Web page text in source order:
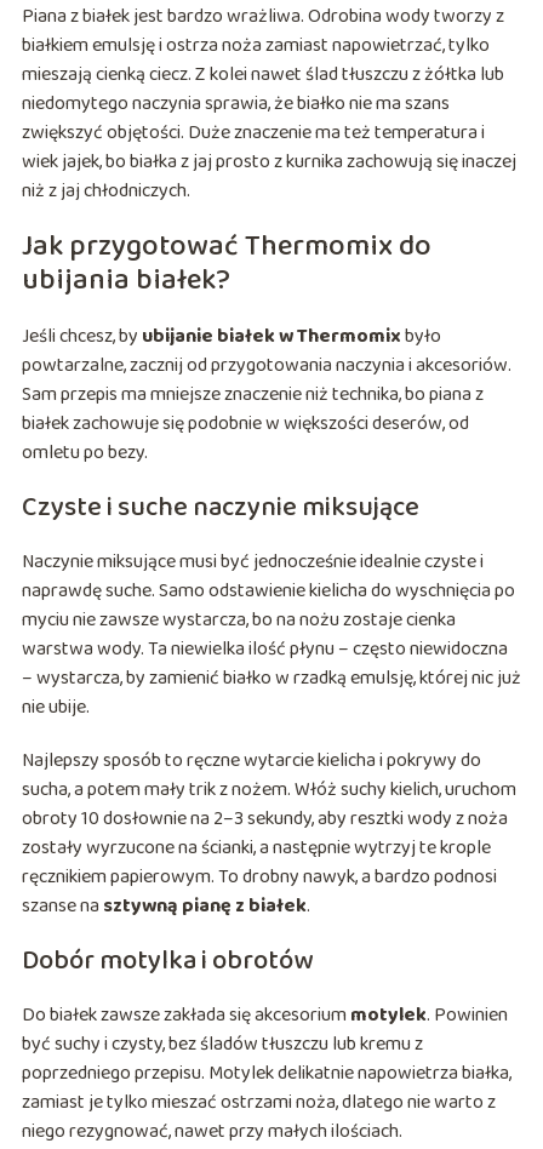
Piana z białek jest bardzo wrażliwa. Odrobina wody tworzy z
białkiem emulsję i ostrza noża zamiast napowietrzać, tylko
mieszają cienką ciecz. Z kolei nawet ślad tłuszczu z żółtka lub
niedomytego naczynia sprawia, że białko nie ma szans
zwiększyć objętości. Duże znaczenie ma też temperatura i
wiek jajek, bo białka z jaj prosto z kurnika zachowują się inaczej
niż z jaj chłodniczych.
Jak przygotować Thermomix do
ubijania białek?
Jeśli chcesz, by ubijanie białek w Thermomixbyło
powtarzalne, zacznij od przygotowania naczynia i akcesoriów.
Sam przepis ma mniejsze znaczenie niż technika, bo piana z
białek zachowuje się podobnie w większości deserów, od
omletu po bezy.
Czyste i suche naczynie miksujące
Naczynie miksujące musi być jednocześnie idealnie czyste i
naprawdę suche. Samo odstawienie kielicha do wyschnięcia po
myciu nie zawsze wystarcza, bo na nożu zostaje cienka
warstwa wody. Ta niewielka ilość płynu – często niewidoczna
– wystarcza, by zamienić białko w rzadką emulsję, której nic już
nie ubije.
Najlepszy sposób to ręczne wytarcie kielicha i pokrywy do
sucha, a potem mały trik z nożem. Włóż suchy kielich, uruchom
obroty 10 dosłownie na 2–3 sekundy, aby resztki wody z noża
zostały wyrzucone na ścianki, a następnie wytrzyj te krople
ręcznikiem papierowym. To drobny nawyk, a bardzo podnosi
szanse na sztywną pianę z białek.
Dobór motylka i obrotów
Do białek zawsze zakłada się akcesoriummotylek. Powinien
być suchy i czysty, bez śladów tłuszczu lub kremu z
poprzedniego przepisu. Motylek delikatnie napowietrza białka,
zamiast je tylko mieszać ostrzami noża, dlatego nie warto z
niego rezygnować, nawet przy małych ilościach.